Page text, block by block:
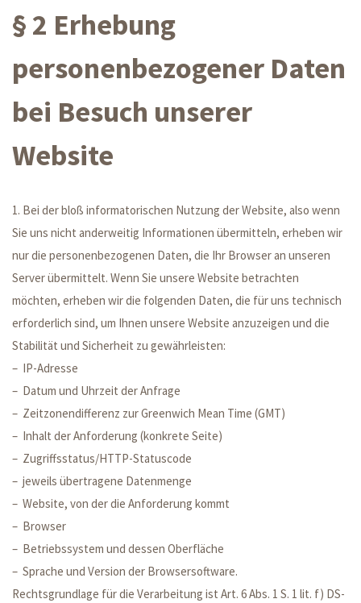
§ 2 Erhebung
personenbezogener Daten
bei Besuch unserer
Website
1. Bei der bloß informatorischen Nutzung der Website, also wenn
Sie uns nicht anderweitig Informationen übermitteln, erheben wir
nur die personenbezogenen Daten, die Ihr Browser an unseren
Server übermittelt. Wenn Sie unsere Website betrachten
möchten, erheben wir die folgenden Daten, die für uns technisch
erforderlich sind, um Ihnen unsere Website anzuzeigen und die
Stabilität und Sicherheit zu gewährleisten:
– IP-Adresse
– Datum und Uhrzeit der Anfrage
– Zeitzonendifferenz zur Greenwich Mean Time (GMT)
– Inhalt der Anforderung (konkrete Seite)
– Zugriffsstatus/HTTP-Statuscode
– jeweils übertragene Datenmenge
– Website, von der die Anforderung kommt
– Browser
– Betriebssystem und dessen Oberfläche
– Sprache und Version der Browsersoftware.
Rechtsgrundlage für die Verarbeitung ist Art. 6 Abs. 1 S. 1 lit. f) DS-